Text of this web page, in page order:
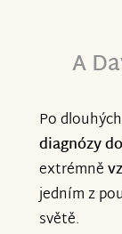
A
Po
diagnózy
extrémně
jedním z
světě.